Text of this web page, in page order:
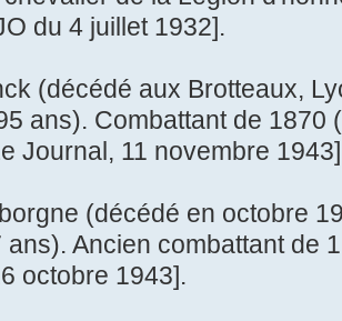
du 4 juillet 1932].
(décédé aux Brotteaux,
ans). Combattant de 1870
Journal, 11 novembre
(décédé en octobre
ans). Ancien combattant de
octobre 1943].